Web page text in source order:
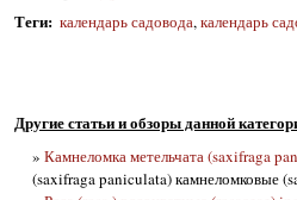
Теги: календарь садовода,календарь
Другие статьи и обзоры данной
» Камнеломка метельчата (saxifraga
(saxifraga paniculata) камнеломковые